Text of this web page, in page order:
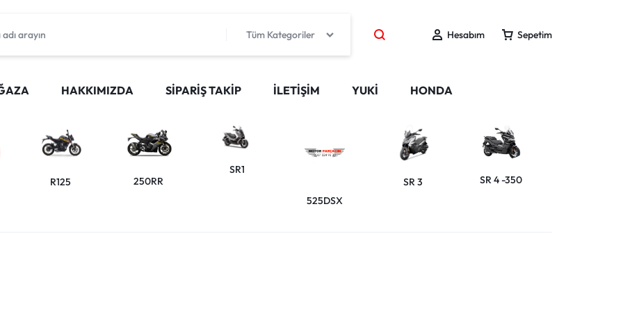
Tüm Kategoriler Hesabım Sepetim
HAKKIMIZDA SIPARIŞ TAKIP İLETIŞIM YUKİ HONDA
R125 250RR
SR1
525DSX
SR 3 SR 4 -350